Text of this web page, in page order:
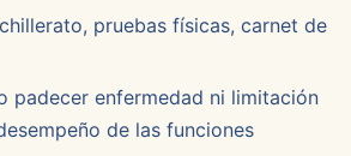
pruebas físicas, carnet de
padecer enfermedad ni limitación
de las funciones